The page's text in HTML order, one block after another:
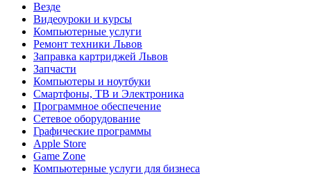
Везде
Видеоуроки и курсы
Компьютерные услуги
Ремонт техники Львов
Заправка картриджей Львов
Запчасти
Компьютеры и ноутбуки
Смартфоны, ТВ и Электроника
Программное обеспечение
Сетевое оборудование
Графические программы
Apple Store
Game Zone
Компьютерные услуги для бизнеса